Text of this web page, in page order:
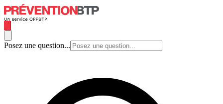
Posez une question...